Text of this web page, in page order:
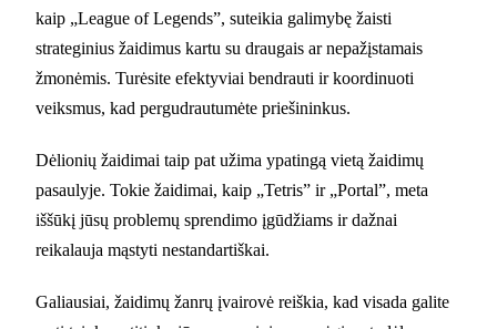
kaip „League of Legends”, suteikia galimybę žaisti
strateginius žaidimus kartu su draugais ar nepažįstamais
žmonėmis. Turėsite efektyviai bendrauti ir koordinuoti
veiksmus, kad pergudrautumėte priešininkus.
Dėlionių žaidimai taip pat užima ypatingą vietą žaidimų
pasaulyje. Tokie žaidimai, kaip „Tetris” ir „Portal”, meta
iššūkį jūsų problemų sprendimo įgūdžiams ir dažnai
reikalauja mąstyti nestandartiškai.
Galiausiai, žaidimų žanrų įvairovė reiškia, kad visada galite